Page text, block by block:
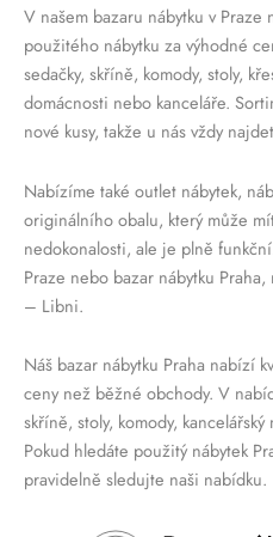
V našem bazaru nábytku v
použitého nábytku za výhodné
sedačky, skříně, komody, stoly,
domácnosti nebo kanceláře.
nové kusy, takže u nás vždy
Nabízíme také outlet nábytek,
originálního obalu, který může
nedokonalosti, ale je plně
Praze nebo bazar nábytku
– Libni.
Náš bazar nábytku Praha nabízí
ceny než běžné obchody. V
skříně, stoly, komody,
Pokud hledáte použitý nábytek
pravidelně sledujte naši nabídku.